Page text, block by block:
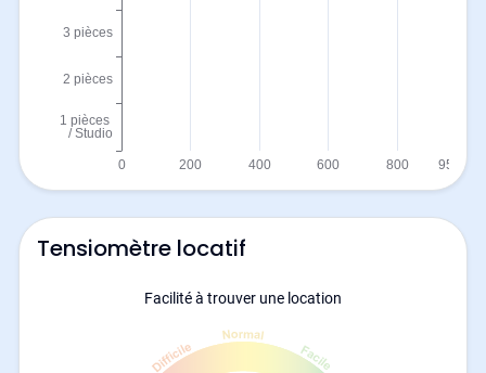
Tensiomètre locatif
Facilité à trouver une location